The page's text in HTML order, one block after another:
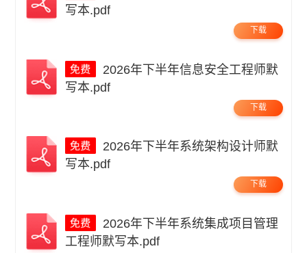
写本.pdf
下载
写本.pdf
下载
写本.pdf
下载
工程师默写本.pdf